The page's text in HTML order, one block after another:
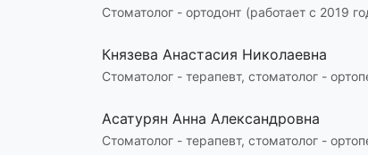
Стоматолог - ортодонт (работает с 2019
Князева Анастасия Николаевна
Стоматолог - терапевт, стоматолог -
Асатурян Анна Александровна
Стоматолог - терапевт, стоматолог -